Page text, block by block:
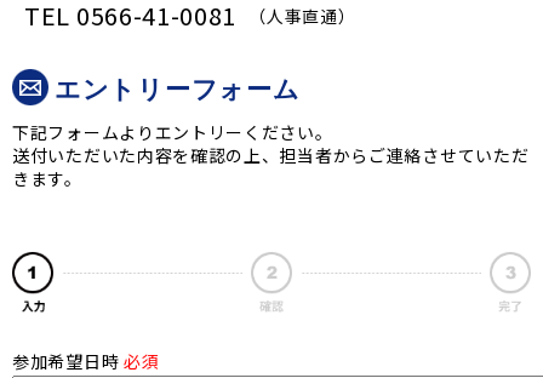
TEL 0566-41-0081 （人事直通）
エントリーフォーム
下記フォームよりエントリーください。
送付いただいた内容を確認の上、担当者からご連絡させていただ
きます。
参加希望日時 必須